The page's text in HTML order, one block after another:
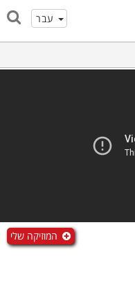
עבר
המוזיקה שלי